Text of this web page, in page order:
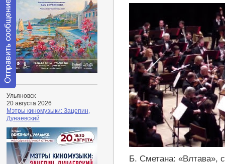
Ульяновск
20 августа 2026
Мэтры киномузыки: Зацепин,
Дунаевский
Б. Сметана: «Влтава»,
Отправить
сообщение
модератору